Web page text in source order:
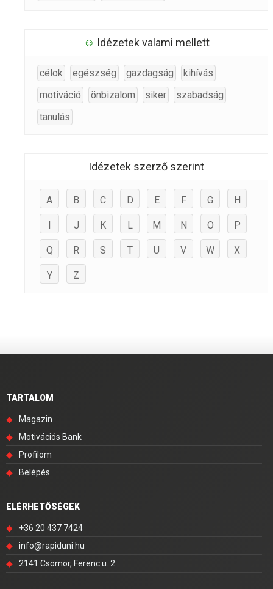
☺ Idézetek valami mellett
célok egészség gazdagság
kihívás
motiváció
önbizalom siker
szabadság
tanulás
Idézetek szerző szerint
A B C D E F G H
I J K L M N O P
Q R S T U V W X
Y Z
TARTALOM
◆
Magazin
◆
Motivációs Bank
◆
Profilom
◆
Belépés
ELÉRHETŐSÉGEK
◆
+36 20 437 7424
◆
info@rapiduni.hu
◆
2141 Csömör, Ferenc u. 2.